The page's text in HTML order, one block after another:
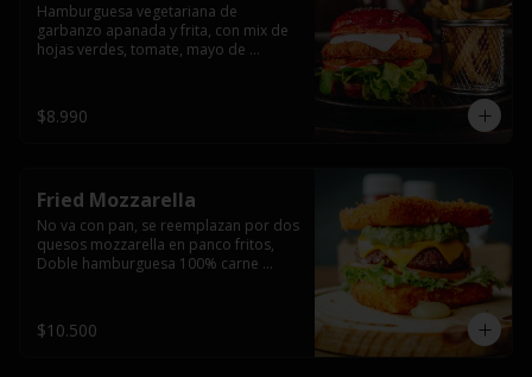
Hamburguesa vegetariana de
garbanzo apanada y frita, con mix de
hojas verdes, tomate, mayo de
$8.990
Fried Mozzarella
No va con pan, se reemplazan por dos
quesos mozzarella en panco fritos,
Doble hamburguesa 100% carne
$10.500